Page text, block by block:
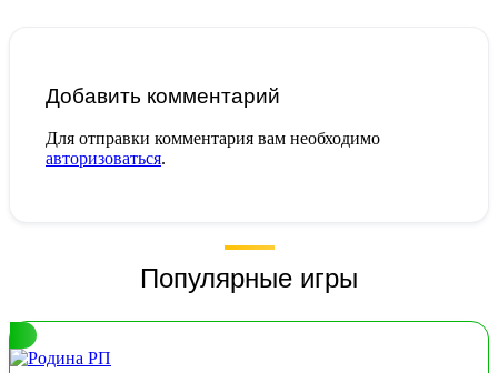
Добавить комментарий
Для отправки комментария вам необходимо
авторизоваться.
Популярные игры